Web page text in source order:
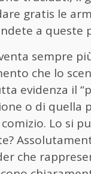
gratis le
a queste
sempre
che lo
evidenza il
o di quella
Lo si
che